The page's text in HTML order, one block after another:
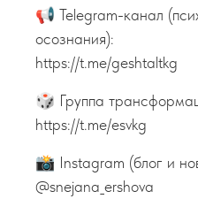
📢 Telegram-канал
осознания):
https://t.me/geshtaltkg
🎲 Группа
https://t.me/esvkg
📸 Instagram (блог и
@snejana_ershova